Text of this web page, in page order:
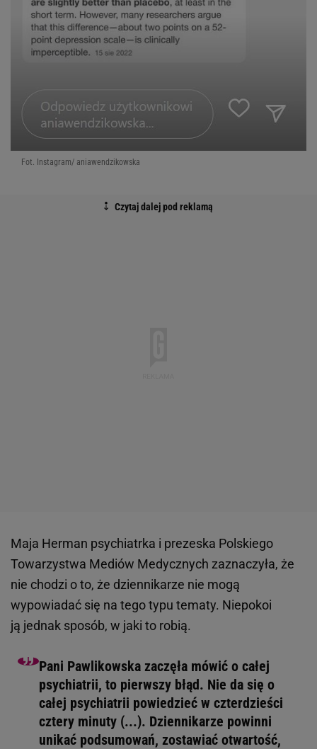
Fot. Instagram/ aniawendzikowska
Maja Herman psychiatrka i prezeska Polskiego
Towarzystwa Mediów Medycznych zaznaczyła, że
nie chodzi o to, że dziennikarze nie mogą
wypowiadać się na tego typu tematy. Niepokoi
ją jednak sposób, w jaki to robią.
Pani Pawlikowska zaczęła mówić o całej
psychiatrii, to pierwszy błąd. Nie da się o
całej psychiatrii powiedzieć w czterdzieści
cztery minuty (...). Dziennikarze powinni
unikać podsumowań, zostawiać otwartość,